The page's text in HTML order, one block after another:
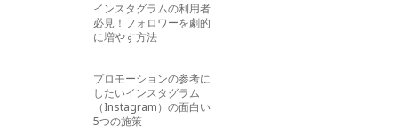
インスタグラムの利用者
必見！フォロワーを劇的
に増やす方法
プロモーションの参考に
したいインスタグラム
（Instagram）の面白い
5つの施策